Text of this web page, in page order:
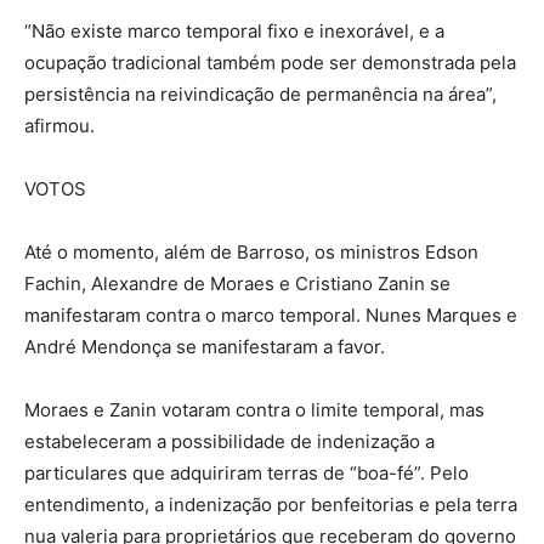
“Não existe marco temporal fixo e inexorável, e a
ocupação tradicional também pode ser demonstrada pela
persistência na reivindicação de permanência na área”,
afirmou.
VOTOS
Até o momento, além de Barroso, os ministros Edson
Fachin, Alexandre de Moraes e Cristiano Zanin se
manifestaram contra o marco temporal. Nunes Marques e
André Mendonça se manifestaram a favor.
Moraes e Zanin votaram contra o limite temporal, mas
estabeleceram a possibilidade de indenização a
particulares que adquiriram terras de “boa-fé”. Pelo
entendimento, a indenização por benfeitorias e pela terra
nua valeria para proprietários que receberam do governo